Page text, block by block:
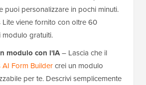
puoi personalizzare in pochi minuti.
Lite viene fornito con oltre 60
modulo gratuiti.
modulo con l'IA– Lascia che il
AI Form Buildercrei un modulo
per te. Descrivi semplicemente